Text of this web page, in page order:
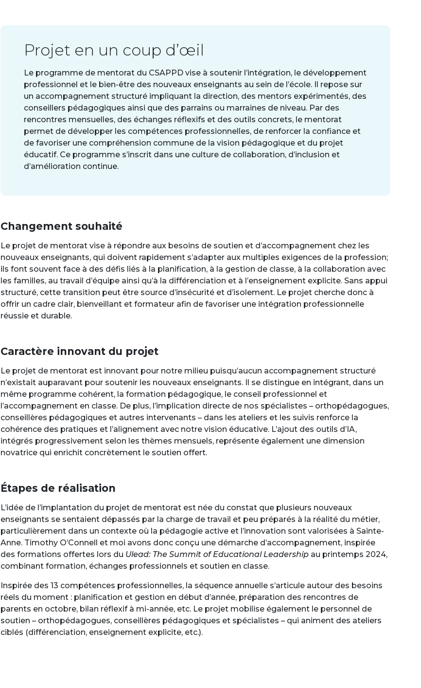
Projet en un coup d’œil
Le programme de mentorat du CSAPPD vise à soutenir l’intégration, le développement
professionnel et le bien-être des nouveaux enseignants au sein de l’école. Il repose sur
un accompagnement structuré impliquant la direction, des mentors expérimentés, des
conseillers pédagogiques ainsi que des parrains ou marraines de niveau. Par des
rencontres mensuelles, des échanges réflexifs et des outils concrets, le mentorat
permet de développer les compétences professionnelles, de renforcer la confiance et
de favoriser une compréhension commune de la vision pédagogique et du projet
éducatif. Ce programme s’inscrit dans une culture de collaboration, d’inclusion et
d’amélioration continue.
Changement souhaité
Le projet de mentorat vise à répondre aux besoins de soutien et d’accompagnement chez les
nouveaux enseignants, qui doivent rapidement s’adapter aux multiples exigences de la profession;
ils font souvent face à des défis liés à la planification, à la gestion de classe, à la collaboration avec
les familles, au travail d’équipe ainsi qu’à la différenciation et à l’enseignement explicite. Sans appui
structuré, cette transition peut être source d’insécurité et d’isolement. Le projet cherche donc à
offrir un cadre clair, bienveillant et formateur afin de favoriser une intégration professionnelle
réussie et durable.
Caractère innovant du projet
Le projet de mentorat est innovant pour notre milieu puisqu’aucun accompagnement structuré
n’existait auparavant pour soutenir les nouveaux enseignants. Il se distingue en intégrant, dans un
même programme cohérent, la formation pédagogique, le conseil professionnel et
l’accompagnement en classe. De plus, l’implication directe de nos spécialistes – orthopédagogues,
conseillères pédagogiques et autres intervenants – dans les ateliers et les suivis renforce la
cohérence des pratiques et l’alignement avec notre vision éducative. L’ajout des outils d’IA,
intégrés progressivement selon les thèmes mensuels, représente également une dimension
novatrice qui enrichit concrètement le soutien offert.
Étapes de réalisation
L’idée de l’implantation du projet de mentorat est née du constat que plusieurs nouveaux
enseignants se sentaient dépassés par la charge de travail et peu préparés à la réalité du métier,
particulièrement dans un contexte où la pédagogie active et l’innovation sont valorisées à Sainte-
Anne. Timothy O’Connell et moi avons donc conçu une démarche d’accompagnement, inspirée
des formations offertes lors du Ulead: The Summit of Educational Leadershipau printemps 2024,
combinant formation, échanges professionnels et soutien en classe.
Inspirée des 13 compétences professionnelles, la séquence annuelle s’articule autour des besoins
réels du moment : planification et gestion en début d’année, préparation des rencontres de
parents en octobre, bilan réflexif à mi-année, etc. Le projet mobilise également le personnel de
soutien – orthopédagogues, conseillères pédagogiques et spécialistes – qui animent des ateliers
ciblés (différenciation, enseignement explicite, etc.).